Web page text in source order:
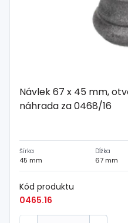
Návlek 67 x 45 mm,
náhrada za 0468/16
Šírka
45 mm
Dĺžka
67 mm
Kód produktu
0465.16